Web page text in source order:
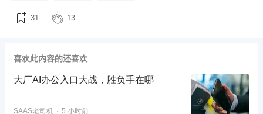
31 13
喜欢此内容的还喜欢
大厂AI办公入口大战，胜负手在哪
SAAS老司机 5 小时前